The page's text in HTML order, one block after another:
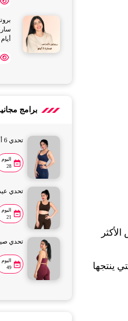
24K
برامج
تحدي 6 أسابيع | 2026
اليوم
28
تحدي عيد
اليوم
21
تحدي صيف
اليوم
49